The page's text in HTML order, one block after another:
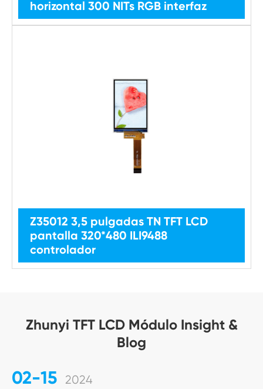
horizontal 300 NITs RGB interfaz
Z35012 3,5 pulgadas TN TFT LCD
pantalla 320*480 ILI9488
controlador
Zhunyi TFT LCD Módulo Insight &
Blog
02-15 2024